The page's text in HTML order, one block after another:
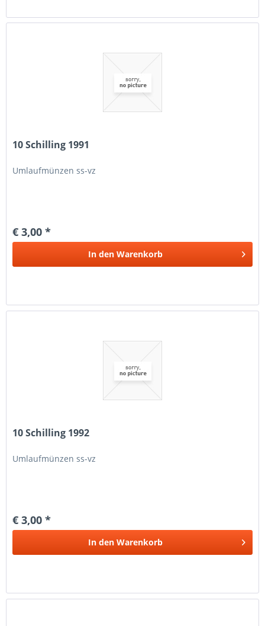
10 Schilling 1991
Umlaufmünzen ss-vz
€ 3,00 *
In den Warenkorb
10 Schilling 1992
Umlaufmünzen ss-vz
€ 3,00 *
In den Warenkorb